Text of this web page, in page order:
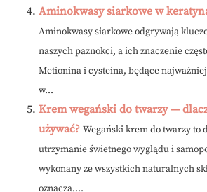
Aminokwasy siarkowe w
Aminokwasy siarkowe odgrywają
naszych paznokci, a ich znaczenie
Metionina i cysteina, będące
w...
Krem wegański do twarzy —
używać? Wegański krem do twarzy to
utrzymanie świetnego wyglądu i
wykonany ze wszystkich naturalnych
oznacza,...